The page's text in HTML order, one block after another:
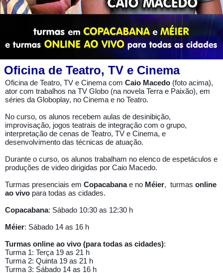
Oficina de Teatro, TV e Cinema
Oficina de Teatro, TV e Cinema com Caio Macedo (foto acima),
ator com trabalhos na TV Globo (na novela Terra e Paixão), em
séries da Globoplay, no Cinema e no Teatro.
No curso, os alunos recebem aulas de desinibição,
improvisação, jogos teatrais de integração com o grupo,
interpretação de cenas de Teatro, TV e Cinema, e
desenvolvimento das técnicas de atuação.
Durante o curso, os alunos trabalham no elenco de espetáculos e
produções de video dirigidas por Caio Macedo.
Turmas presenciais em Copacabanae no Méier, turmas online
ao vivo para todas as cidades.
Copacabana: Sábado 10:30 as 12:30 h
Méier: Sábado 14 as 16 h
Turmas online ao vivo (para todas as cidades):
Turma 1: Terça 19 as 21 h
Turma 2: Quinta 19 as 21 h
Turma 3: Sábado 14 as 16 h